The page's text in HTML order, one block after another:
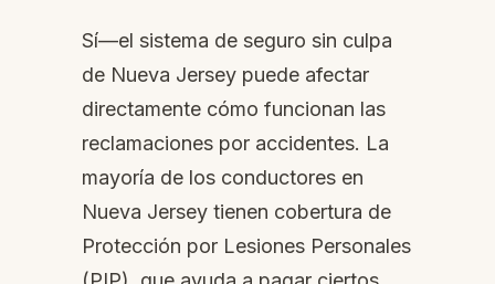
Sí—el sistema de seguro sin culpa
de Nueva Jersey puede afectar
directamente cómo funcionan las
reclamaciones por accidentes. La
mayoría de los conductores en
Nueva Jersey tienen cobertura de
Protección por Lesiones Personales